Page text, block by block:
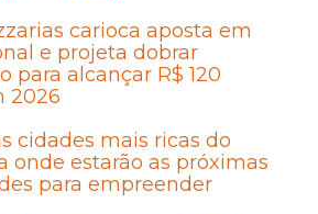
carioca aposta em
e projeta dobrar
para alcançar R$ 120
2026
cidades mais ricas do
onde estarão as próximas
para empreender